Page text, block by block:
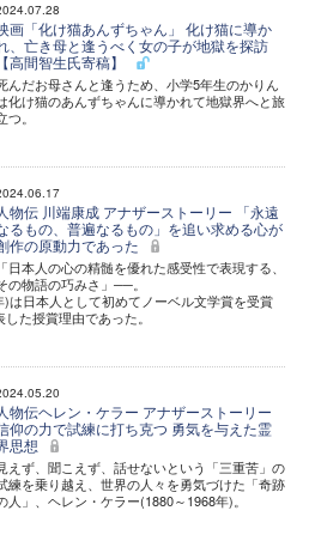
画「化け猫あんずちゃん」 化け猫に導か
、亡き母と逢うべく女の子が地獄を探訪
【高間智生氏寄稿】
んだお母さんと逢うため、小学5年生のかりん
化け猫のあんずちゃんに導かれて地獄界へと旅
つ。
人物伝 川端康成 アナザーストーリー 「永遠
るもの、普遍なるもの」を追い求める心が
作の原動力であった
「日本人の心の精髄を優れた感受性で表現する、
の物語の巧みさ」──。
は日本人として初めてノーベル文学賞を受賞
た授賞理由であった。
人物伝ヘレン・ケラー アナザーストーリー
仰の力で試練に打ち克つ 勇気を与えた霊
思想
えず、聞こえず、話せないという「三重苦」の
練を乗り越え、世界の人々を勇気づけた「奇跡
人」、ヘレン・ケラー(1880～1968年)。